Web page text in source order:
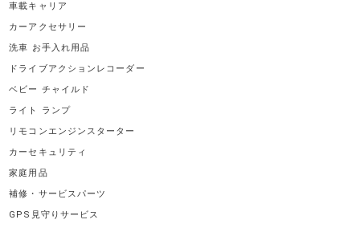
車載キャリア
カーアクセサリー
洗車 お手入れ用品
ドライブアクションレコーダー
ベビー チャイルド
ライト ランプ
リモコンエンジンスターター
カーセキュリティ
家庭用品
補修・サービスパーツ
GPS見守りサービス